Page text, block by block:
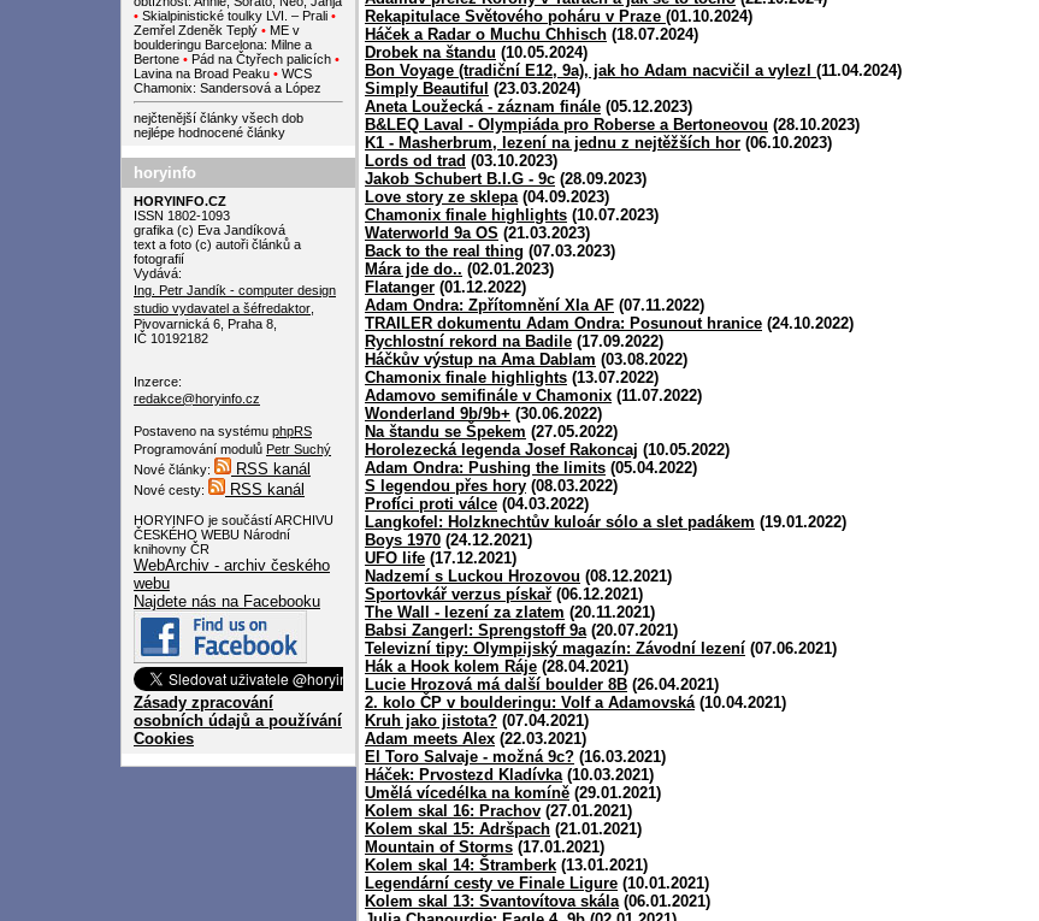
• Skialpinistické toulky LVI. – Prali •
Zemřel Zdeněk Teplý • ME v
boulderingu Barcelona: Milne a
Bertone • Pád na Čtyřech palicích •
Lavina na Broad Peaku • WCS
Chamonix: Sandersová a López
nejčtenější články všech dob
nejlépe hodnocené články
horyinfo
HORYINFO.CZ
ISSN 1802-1093
grafika (c) Eva Jandíková
text a foto (c) autoři článků a
fotografií
Vydává:
Ing. Petr Jandík - computer design
studio vydavatel a šéfredaktor
Pivovarnická 6, Praha 8,
IČ 10192182
Inzerce:
redakce@horyinfo.cz
Postaveno na systému phpRS
Programování modulů Petr Suchý
Nové články:
RSS kanál
Nové cesty: RSS kanál
HORYINFO je součástí ARCHIVU
ČESKÉHO WEBU Národní
knihovny ČR
WebArchiv - archiv českého
webu
Najdete nás na Facebooku
Zásady zpracování
osobních údajů a používání
Cookies
Rekapitulace Světového poháru v Praze (01.10.2024)
Háček a Radar o Muchu Chhisch (18.07.2024)
Drobek na štandu (10.05.2024)
Bon Voyage (tradiční E12, 9a), jak ho Adam nacvičil a vylezl (11.04.2024)
Simply Beautiful (23.03.2024)
Aneta Loužecká - záznam finále (05.12.2023)
B&LEQ Laval - Olympiáda pro Roberse a Bertoneovou (28.10.2023)
K1 - Masherbrum, lezení na jednu z nejtěžších hor (06.10.2023)
Lords od trad (03.10.2023)
Jakob Schubert B.I.G - 9c (28.09.2023)
Love story ze sklepa(04.09.2023)
Chamonix finale highlights (10.07.2023)
Waterworld 9a OS (21.03.2023)
Back to the real thing (07.03.2023)
Mára jde do.. (02.01.2023)
Flatanger (01.12.2022)
Adam Ondra: Zpřítomnění XIa AF (07.11.2022)
TRAILER dokumentu Adam Ondra: Posunout hranice (24.10.2022)
Rychlostní rekord na Badile (17.09.2022)
Háčkův výstup na Ama Dablam (03.08.2022)
Chamonix finale highlights (13.07.2022)
Adamovo semifinále v Chamonix (11.07.2022)
Wonderland 9b/9b+ (30.06.2022)
Na štandu se Špekem (27.05.2022)
Horolezecká legenda Josef Rakoncaj (10.05.2022)
Adam Ondra: Pushing the limits (05.04.2022)
S legendou přes hory (08.03.2022)
Profíci proti válce (04.03.2022)
Langkofel: Holzknechtův kuloár sólo a slet padákem (19.01.2022)
Boys 1970 (24.12.2021)
UFO life (17.12.2021)
Nadzemí s Luckou Hrozovou (08.12.2021)
Sportovkář verzus pískař (06.12.2021)
The Wall - lezení za zlatem (20.11.2021)
Babsi Zangerl: Sprengstoff 9a(20.07.2021)
Televizní tipy: Olympijský magazín: Závodní lezení (07.06.2021)
Hák a Hook kolem Ráje (28.04.2021)
Lucie Hrozová má další boulder 8B (26.04.2021)
2. kolo ČP v boulderingu: Volf a Adamovská(10.04.2021)
Kruh jako jistota? (07.04.2021)
Adam meets Alex (22.03.2021)
El Toro Salvaje - možná 9c? (16.03.2021)
Háček: Prvostezd Kladívka(10.03.2021)
Umělá vícedélka na komíně (29.01.2021)
Kolem skal 16: Prachov (27.01.2021)
Kolem skal 15: Adršpach (21.01.2021)
Mountain of Storms (17.01.2021)
Kolem skal 14: Štramberk (13.01.2021)
Legendární cesty ve Finale Ligure (10.01.2021)
Kolem skal 13: Svantovítova skála(06.01.2021)